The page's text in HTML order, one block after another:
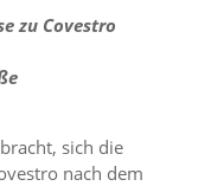
zu Covestro
sich die
nach dem